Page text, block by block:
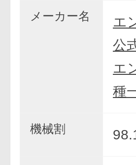
メーカー名
エ
公
エ
種
機械割